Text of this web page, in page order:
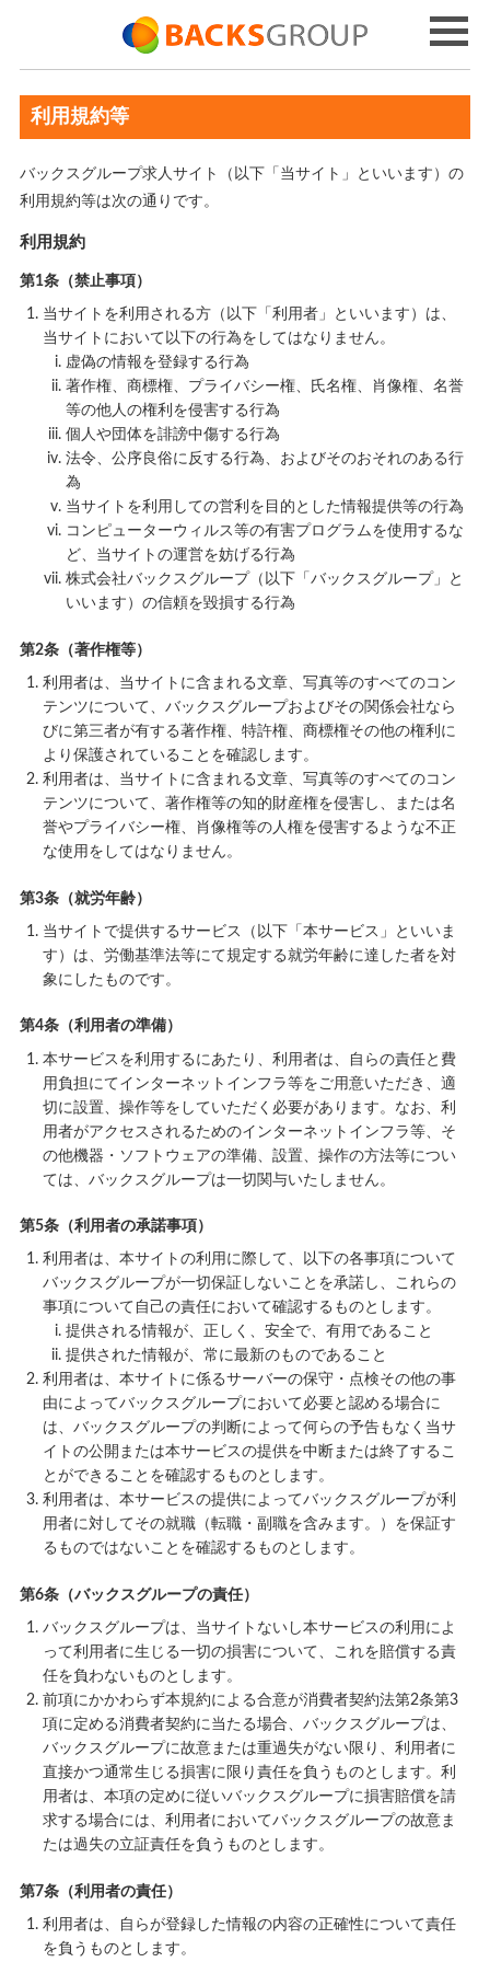
利用規約等
バックスグループ求人サイト（以下「当サイト」といいます）の
利用規約等は次の通りです。
利用規約
第1条（禁止事項）
当サイトを利用される方（以下「利用者」といいます）は、
当サイトにおいて以下の行為をしてはなりません。
虚偽の情報を登録する行為
著作権、商標権、プライバシー権、氏名権、肖像権、名誉
等の他人の権利を侵害する行為
個人や団体を誹謗中傷する行為
法令、公序良俗に反する行為、およびそのおそれのある行
為
当サイトを利用しての営利を目的とした情報提供等の行為
コンピューターウィルス等の有害プログラムを使用するな
ど、当サイトの運営を妨げる行為
株式会社バックスグループ（以下「バックスグループ」と
いいます）の信頼を毀損する行為
第2条（著作権等）
利用者は、当サイトに含まれる文章、写真等のすべてのコン
テンツについて、バックスグループおよびその関係会社なら
びに第三者が有する著作権、特許権、商標権その他の権利に
より保護されていることを確認します。
利用者は、当サイトに含まれる文章、写真等のすべてのコン
テンツについて、著作権等の知的財産権を侵害し、または名
誉やプライバシー権、肖像権等の人権を侵害するような不正
な使用をしてはなりません。
第3条（就労年齢）
当サイトで提供するサービス（以下「本サービス」といいま
す）は、労働基準法等にて規定する就労年齢に達した者を対
象にしたものです。
第4条（利用者の準備）
本サービスを利用するにあたり、利用者は、自らの責任と費
用負担にてインターネットインフラ等をご用意いただき、適
切に設置、操作等をしていただく必要があります。なお、利
用者がアクセスされるためのインターネットインフラ等、そ
の他機器・ソフトウェアの準備、設置、操作の方法等につい
ては、バックスグループは一切関与いたしません。
第5条（利用者の承諾事項）
利用者は、本サイトの利用に際して、以下の各事項について
バックスグループが一切保証しないことを承諾し、これらの
事項について自己の責任において確認するものとします。
提供される情報が、正しく、安全で、有用であること
提供された情報が、常に最新のものであること
利用者は、本サイトに係るサーバーの保守・点検その他の事
由によってバックスグループにおいて必要と認める場合に
は、バックスグループの判断によって何らの予告もなく当サ
イトの公開または本サービスの提供を中断または終了するこ
とができることを確認するものとします。
利用者は、本サービスの提供によってバックスグループが利
用者に対してその就職（転職・副職を含みます。）を保証す
るものではないことを確認するものとします。
第6条（バックスグループの責任）
バックスグループは、当サイトないし本サービスの利用によ
って利用者に生じる一切の損害について、これを賠償する責
任を負わないものとします。
前項にかかわらず本規約による合意が消費者契約法第2条第3
項に定める消費者契約に当たる場合、バックスグループは、
バックスグループに故意または重過失がない限り、利用者に
直接かつ通常生じる損害に限り責任を負うものとします。利
用者は、本項の定めに従いバックスグループに損害賠償を請
求する場合には、利用者においてバックスグループの故意ま
たは過失の立証責任を負うものとします。
第7条（利用者の責任）
利用者は、自らが登録した情報の内容の正確性について責任
を負うものとします。